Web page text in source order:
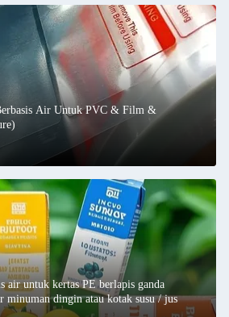
Air Untuk PVC & Film &
air untuk kertas PE berlapis ganda
dingin atau kotak susu / jus